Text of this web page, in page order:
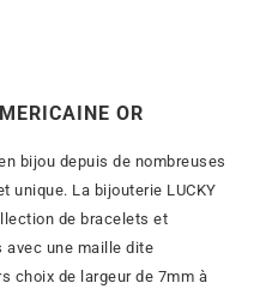
OR
bijou depuis de nombreuses
unique. La bijouterie LUCKY
de bracelets et
avec une maille dite
choix de largeur de 7mm à